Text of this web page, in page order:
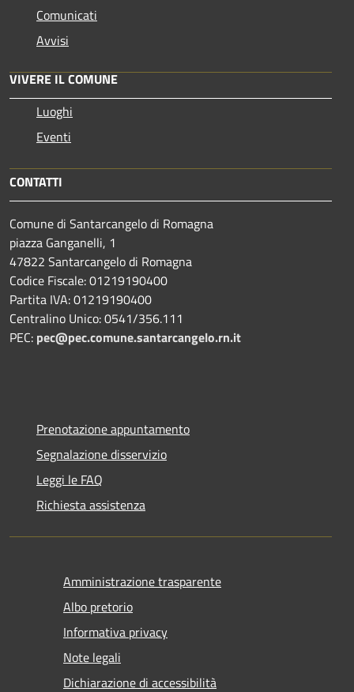
Comunicati
Avvisi
VIVERE IL COMUNE
Luoghi
Eventi
CONTATTI
Comune di Santarcangelo di Romagna
piazza Ganganelli, 1
47822 Santarcangelo di Romagna
Codice Fiscale: 01219190400
Partita IVA: 01219190400
Centralino Unico: 0541/356.111
PEC: pec@pec.comune.santarcangelo.rn.it
Prenotazione appuntamento
Segnalazione disservizio
Leggi le FAQ
Richiesta assistenza
Amministrazione trasparente
Albo pretorio
Informativa privacy
Note legali
Dichiarazione di accessibilità